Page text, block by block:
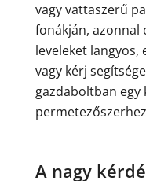
vagy vattaszerű
fonákján, azonnal
leveleket langyos,
vagy kérj
gazdaboltban egy
A nagy